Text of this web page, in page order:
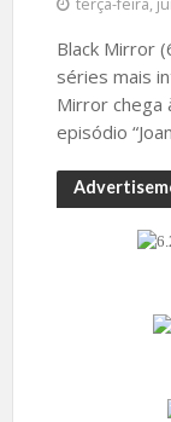
Black Mirror
séries mais
Mirror chega
episódio